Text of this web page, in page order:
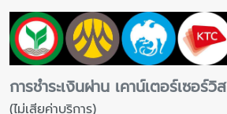
การชำระเงินผ่าน เคาน์เตอร์เซอร์วิส
(ไม่เสียค่าบริการ)